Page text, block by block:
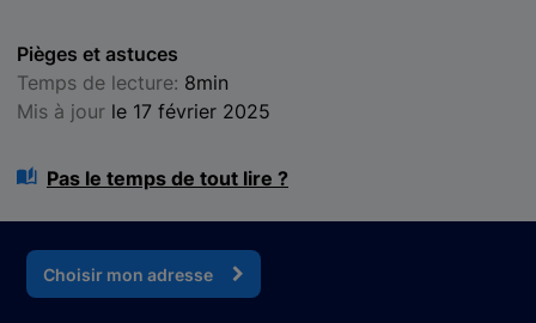
Pièges et astuces
Temps de lecture: 8min
Mis à jour le 17 février 2025
Pas le temps de tout lire ?
Choisir mon adresse